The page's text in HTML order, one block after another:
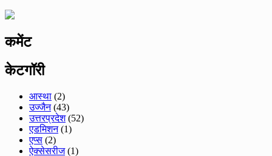
कमेंट
केटगॉरी
आस्था (2)
उज्जैन(43)
उत्तरप्रदेश(52)
एडमिशन(1)
एप्स (2)
ऐक्सेसरीज(1)